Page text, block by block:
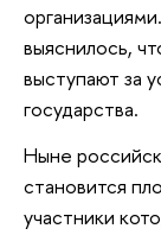
выяснилось,
выступают за
государства.
Ныне
становится
участники